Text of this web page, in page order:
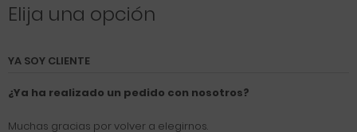
Elija una opción
YA SOY CLIENTE
¿Ya ha realizado un pedido con nosotros?
Muchas gracias por volver a elegirnos.